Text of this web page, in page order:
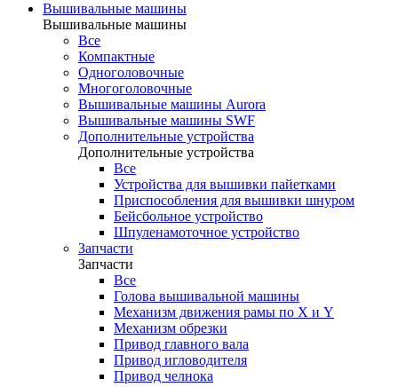
Вышивальные машины
Вышивальные машины
Все
Компактные
Одноголовочные
Многоголовочные
Вышивальные машины Aurora
Вышивальные машины SWF
Дополнительные устройства
Дополнительные устройства
Все
Устройства для вышивки пайетками
Приспособления для вышивки шнуром
Бейсбольное устройство
Шпуленамоточное устройство
Запчасти
Запчасти
Все
Голова вышивальной машины
Механизм движения рамы по X и Y
Механизм обрезки
Привод главного вала
Привод игловодителя
Привод челнока